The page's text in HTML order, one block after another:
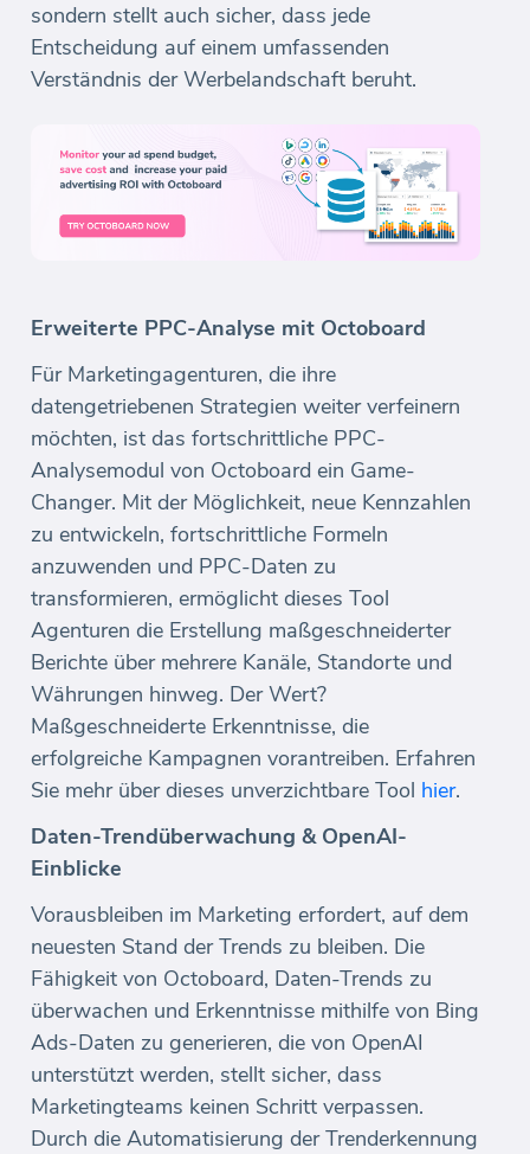
sondern stellt auch sicher, dass jede
Entscheidung auf einem umfassenden
Verständnis der Werbelandschaft beruht.
Erweiterte PPC-Analyse mit Octoboard
Für Marketingagenturen, die ihre
datengetriebenen Strategien weiter verfeinern
möchten, ist das fortschrittliche PPC-
Analysemodul von Octoboard ein Game-
Changer. Mit der Möglichkeit, neue Kennzahlen
zu entwickeln, fortschrittliche Formeln
anzuwenden und PPC-Daten zu
transformieren, ermöglicht dieses Tool
Agenturen die Erstellung maßgeschneiderter
Berichte über mehrere Kanäle, Standorte und
Währungen hinweg. Der Wert?
Maßgeschneiderte Erkenntnisse, die
erfolgreiche Kampagnen vorantreiben. Erfahren
Sie mehr über dieses unverzichtbare Tool hier.
Daten-Trendüberwachung & OpenAI-
Einblicke
Vorausbleiben im Marketing erfordert, auf dem
neuesten Stand der Trends zu bleiben. Die
Fähigkeit von Octoboard, Daten-Trends zu
überwachen und Erkenntnisse mithilfe von Bing
Ads-Daten zu generieren, die von OpenAI
unterstützt werden, stellt sicher, dass
Marketingteams keinen Schritt verpassen.
Durch die Automatisierung der Trenderkennung